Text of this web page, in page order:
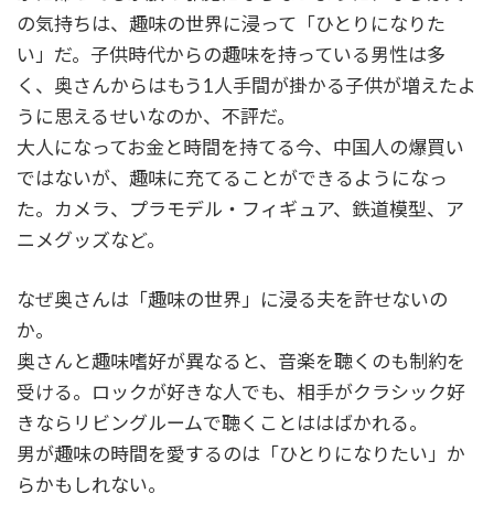
の気持ちは、趣味の世界に浸って「ひとりになりた
い」だ。子供時代からの趣味を持っている男性は多
く、奥さんからはもう1人手間が掛かる子供が増えたよ
うに思えるせいなのか、不評だ。
大人になってお金と時間を持てる今、中国人の爆買い
ではないが、趣味に充てることができるようになっ
た。カメラ、プラモデル・フィギュア、鉄道模型、ア
ニメグッズなど。
なぜ奥さんは「趣味の世界」に浸る夫を許せないの
か。
奥さんと趣味嗜好が異なると、音楽を聴くのも制約を
受ける。ロックが好きな人でも、相手がクラシック好
きならリビングルームで聴くことははばかれる。
男が趣味の時間を愛するのは「ひとりになりたい」か
らかもしれない。